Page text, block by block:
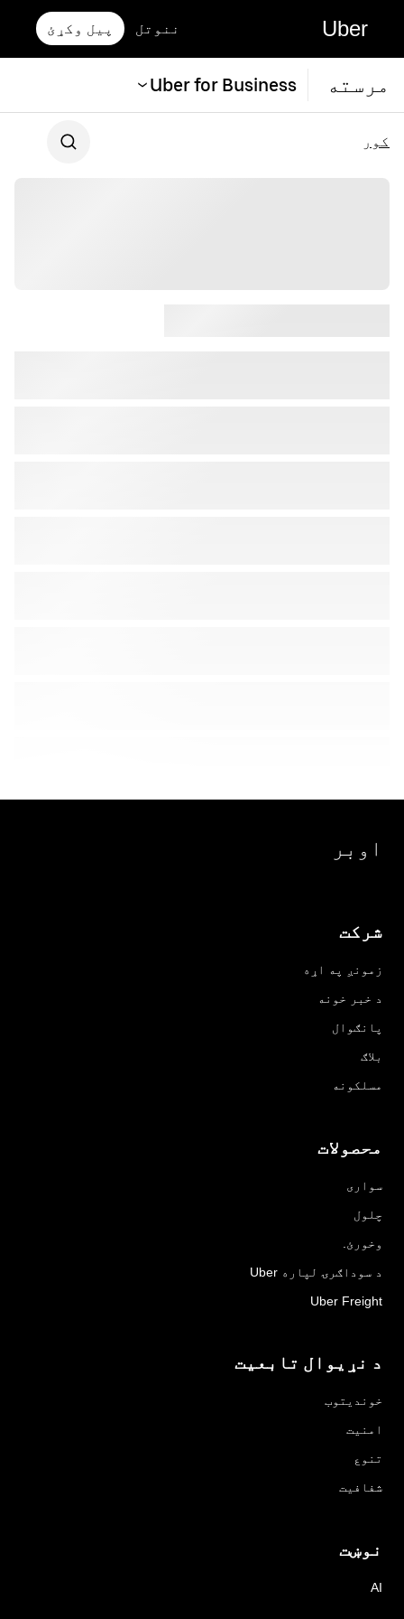
Uber ننوتل پیل وکړئ
مرسته Uber for Business
کور
اوبر
شرکت
زمونږ په اړه
د خبر خونه
پانګوال
بلاګ
مسلکونه
محصولات
سواری
چلول
وخورئ.
د سوداګرۍ لپاره Uber
Uber Freight
د نړیوال تابعیت
خوندیتوب
امنیت
تنوع
شفافیت
نوښت
AI